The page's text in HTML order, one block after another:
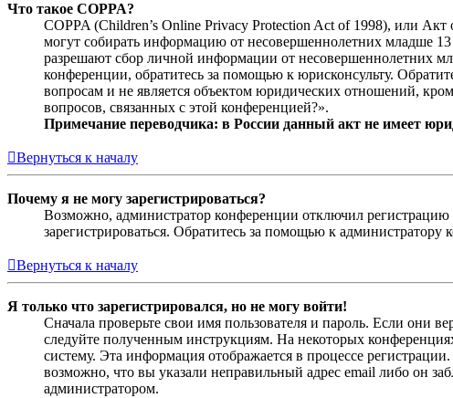
Что такое COPPA?
COPPA (Children’s Online Privacy Protection Act of 1998), или
могут собирать информацию от несовершеннолетних младше
разрешают сбор личной информации от несовершеннолетних
конференции, обратитесь за помощью к юрисконсульту.
вопросам и не является объектом юридических отношений,
вопросов, связанных с этой конференцией?».
Примечание переводчика: в России данный акт не имеет
Вернуться к началу
Почему я не могу зарегистрироваться?
Возможно, администратор конференции отключил
зарегистрироваться. Обратитесь за помощью к администратору
Вернуться к началу
Я только что зарегистрировался, но не могу войти!
Сначала проверьте свои имя пользователя и пароль. Если они
следуйте полученным инструкциям. На некоторых
систему. Эта информация отображается в процессе
возможно, что вы указали неправильный адрес email либо он
администратором.